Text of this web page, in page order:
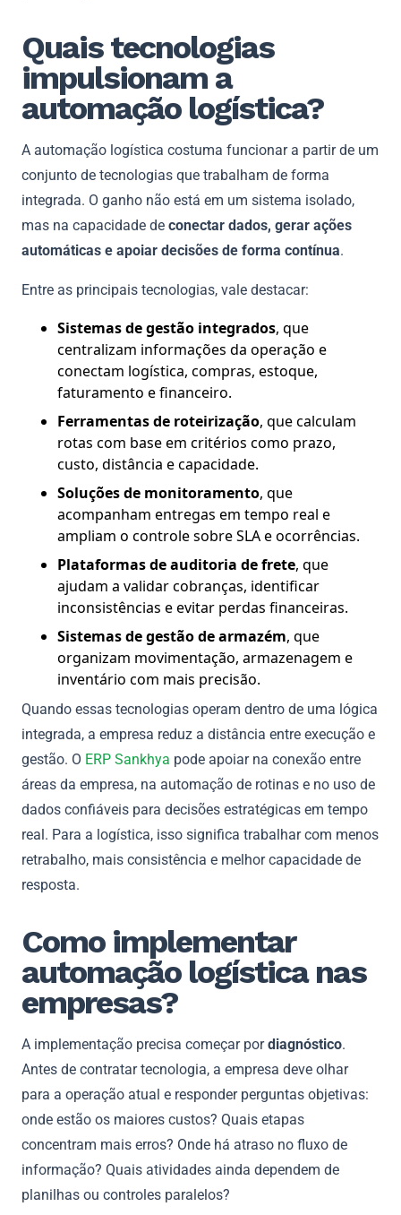
Quais tecnologias
impulsionam a
automação logística?
A automação logística costuma funcionar a partir de um
conjunto de tecnologias que trabalham de forma
integrada. O ganho não está em um sistema isolado,
mas na capacidade de conectar dados, gerar ações
automáticas e apoiar decisões de forma contínua.
Entre as principais tecnologias, vale destacar:
Sistemas de gestão integrados, que
centralizam informações da operação e
conectam logística, compras, estoque,
faturamento e financeiro.
Ferramentas de roteirização, que calculam
rotas com base em critérios como prazo,
custo, distância e capacidade.
Soluções de monitoramento, que
acompanham entregas em tempo real e
ampliam o controle sobre SLA e ocorrências.
Plataformas de auditoria de frete, que
ajudam a validar cobranças, identificar
inconsistências e evitar perdas financeiras.
Sistemas de gestão de armazém, que
organizam movimentação, armazenagem e
inventário com mais precisão.
Quando essas tecnologias operam dentro de uma lógica
integrada, a empresa reduz a distância entre execução e
gestão. O ERP Sankhya pode apoiar na conexão entre
áreas da empresa, na automação de rotinas e no uso de
dados confiáveis para decisões estratégicas em tempo
real. Para a logística, isso significa trabalhar com menos
retrabalho, mais consistência e melhor capacidade de
resposta.
Como implementar
automação logística nas
empresas?
A implementação precisa começar pordiagnóstico.
Antes de contratar tecnologia, a empresa deve olhar
para a operação atual e responder perguntas objetivas:
onde estão os maiores custos? Quais etapas
concentram mais erros? Onde há atraso no fluxo de
informação? Quais atividades ainda dependem de
planilhas ou controles paralelos?